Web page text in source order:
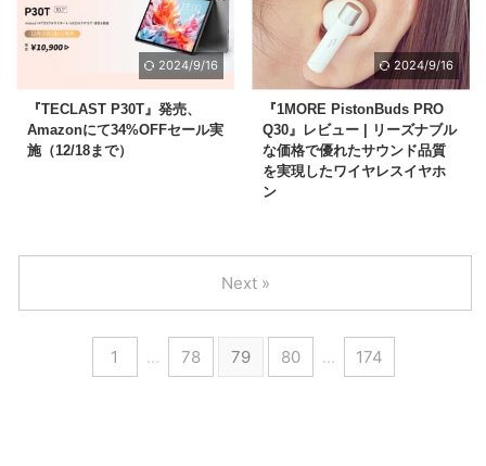
2024/9/16
『TECLAST P30T』発売、
Amazonにて34%OFFセール実
施（12/18まで）
2024/9/16
『1MORE PistonBuds PRO
Q30』レビュー | リーズナブル
な価格で優れたサウンド品質
を実現したワイヤレスイヤホ
ン
1 … 78 79 80 … 174
Next »